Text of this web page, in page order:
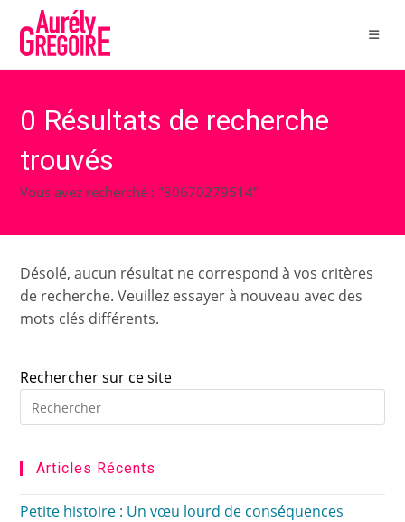
content
0 Résultats de recherche
trouvés
Vous avez recherché : "80670279514"
Désolé, aucun résultat ne correspond à vos critères
de recherche. Veuillez essayer à nouveau avec des
mots clés différents.
Rechercher sur ce site
Articles Récents
Petite histoire : Un vœu lourd de conséquences